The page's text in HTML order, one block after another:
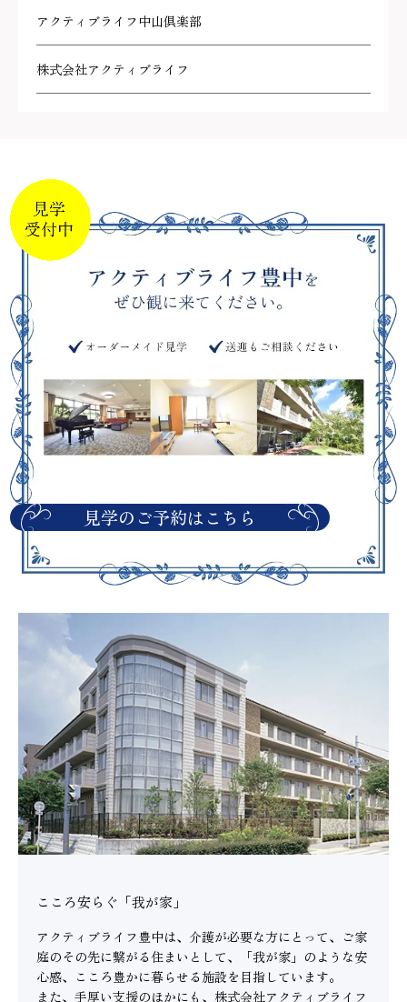
アクティブライフ中山倶楽部
株式会社アクティブライフ
見学のご予約はこちら
こころ安らぐ「我が家」
アクティブライフ豊中は、介護が必要な方にとって、ご家
庭のその先に繋がる住まいとして、「我が家」のような安
心感、こころ豊かに暮らせる施設を目指しています。
また、手厚い支援のほかにも、株式会社アクティブライフ